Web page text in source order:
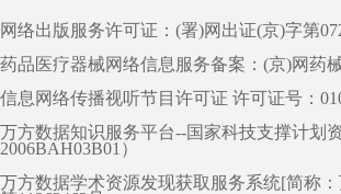
网络出版服务许可证：(署)网出证(京)字第
药品医疗器械网络信息服务备案：(京)网药
信息网络传播视听节目许可证 许可证号：
万方数据知识服务平台--国家科技支撑计划
2006BAH03B01）
万方数据学术资源发现获取服务系统[简称